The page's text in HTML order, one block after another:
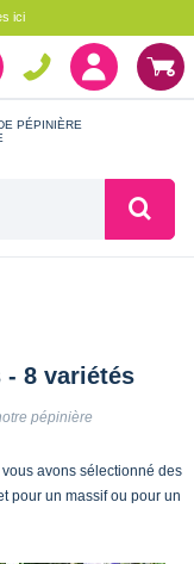
ici
PÉPINIÈRE
8 variétés
pépinière
avons sélectionné des
pour un massif ou pour un